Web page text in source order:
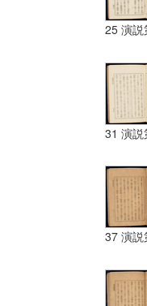
25 演説
31 演説
37 演説